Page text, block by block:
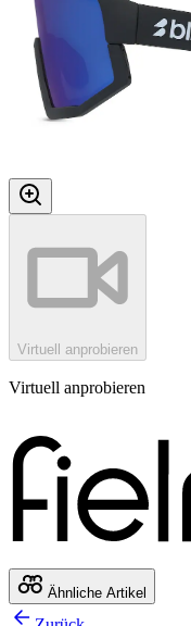
Virtuell anprobieren
Virtuell anprobieren
Ähnliche Artikel